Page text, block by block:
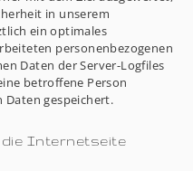
in unserem
ein optimales
personenbezogenen
Daten der Server-Logfiles
betroffene Person
Daten gespeichert.
die Internetseite